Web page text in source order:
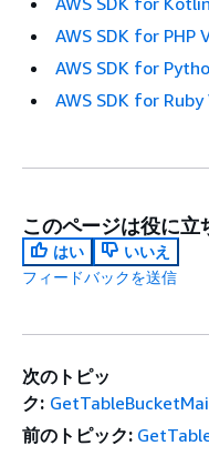
AWS SDK for PHP
AWS SDK for
AWS SDK for Ruby
このページは役に立
はい
いいえ
フィードバックを送信
次のトピッ
ク:
前のトピック: